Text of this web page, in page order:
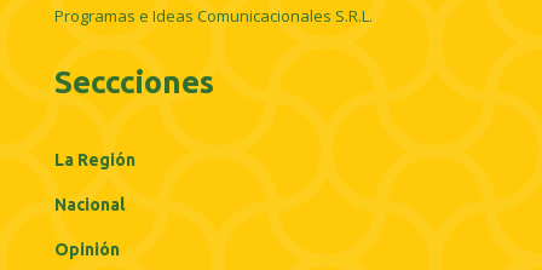
Programas e Ideas Comunicacionales S.R.L.
Seccciones
La Región
Nacional
Opinión